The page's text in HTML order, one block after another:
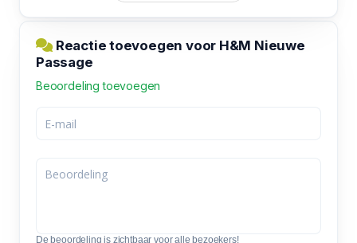
Reactie toevoegen voor H&M Nieuwe
Passage
Beoordeling toevoegen
De beoordeling is zichtbaar voor alle bezoekers!